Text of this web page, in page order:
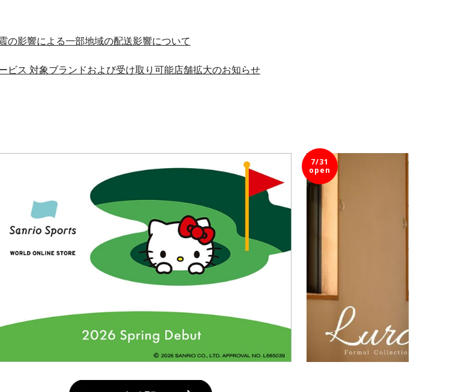
の影響による一部地域の配送影響について
ビス 対象ブランドおよび受け取り可能店舗拡大のお知らせ